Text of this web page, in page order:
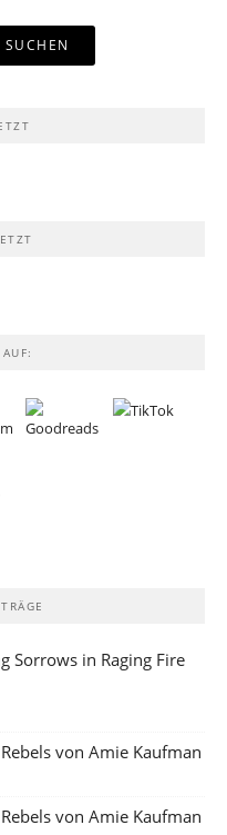
Sorrows in Raging Fire
von Amie Kaufman
von Amie Kaufman